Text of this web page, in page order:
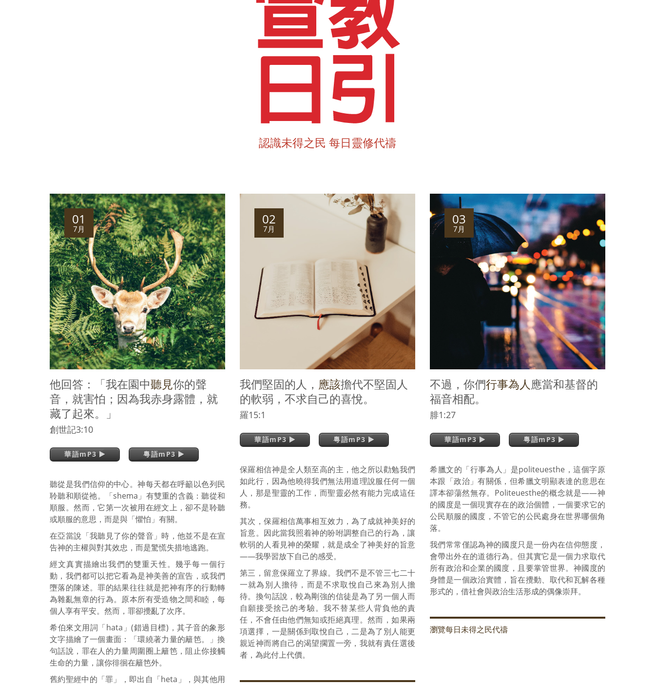
認識未得之民 每日靈修代禱
01
7月
他回答：「我在園中聽見你的聲
音，就害怕；因為我赤身露體，就
藏了起來。」
創世記3:10
華語mP3 粵語mP3
聽從是我們信仰的中心。神每天都在呼籲以色列民
聆聽和順從祂。「shema」有雙重的含義：聽從和
順服。然而，它第一次被用在經文上，卻不是聆聽
或順服的意思，而是與「懼怕」有關。
在亞當說「我聽見了你的聲音」時，他並不是在宣
告神的主權與對其效忠，而是驚慌失措地逃跑。
經文真實描繪出我們的雙重天性。幾乎每一個行
動，我們都可以把它看為是神美善的宣告，或我們
墮落的陳述。罪的結果往往就是把神有序的行動轉
為雜亂無章的行為。原本所有受造物之間和睦，每
個人享有平安。然而，罪卻攪亂了次序。
希伯來文用詞「hata」(錯過目標)，其子音的象形
文字描繪了一個畫面：「環繞著力量的籬笆。」換
句話說，罪在人的力量周圍圈上籬笆，阻止你接觸
生命的力量，讓你徘徊在籬笆外。
舊約聖經中的「罪」，即出自「heta」，與其他用
02
7月
我們堅固的人， 應該擔代不堅固人
的軟弱，不求自己的喜悅。
羅15:1
華語mP3 粵語mP3
保羅相信神是全人類至高的主，他之所以勸勉我們
如此行，因為他曉得我們無法用道理說服任何一個
人，那是聖靈的工作，而聖靈必然有能力完成這任
務。
其次，保羅相信萬事相互效力，為了成就神美好的
旨意。因此當我照着神的吩咐調整自己的行為，讓
軟弱的人看見神的榮耀，就是成全了神美好的旨意
——我學習放下自己的感受。
第三，留意保羅立了界線。我們不是不管三七二十
一就為別人擔待，而是不求取悅自己來為別人擔
待。換句話說，較為剛強的信徒是為了另一個人而
自願接受捨己的考驗。我不替某些人背負他的責
任，不會任由他們無知或拒絕真理。然而，如果兩
項選擇，一是關係到取悅自己，二是為了別人能更
親近神而將自己的渴望擱置一旁，我就有責任選後
者，為此付上代價。
03
7月
不過，你們行事為人應當和基督的
福音相配。
腓1:27
華語mP3 粵語mP3
希臘文的「行事為人」是politeuesthe，這個字原
本跟「政治」有關係，但希臘文明顯表達的意思在
譯本卻蕩然無存。Politeuesthe的概念就是——神
的國度是一個現實存在的政治個體，一個要求它的
公民順服的國度，不管它的公民處身在世界哪個角
落。
我們常常僅認為神的國度只是一份內在信仰態度，
會帶出外在的道德行為。但其實它是一個力求取代
所有政治和企業的國度，且要掌管世界。神國度的
身體是一個政治實體，旨在攪動、取代和瓦解各種
形式的，借社會與政治生活形成的偶像崇拜。
瀏覽每日未得之民代禱